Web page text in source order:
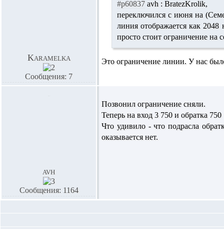
Karamelka
Сообщения: 7
#p60837 avh : BratezKrolik,
переключился с июня на
линия отображается как
просто стоит ограничение на
Это ограничение линии. У нас
avh
Сообщения: 1164
Позвонил ограничение сняли.
Теперь на вход 3 750 и обратка 750
Что удивило - что подрасла
оказывается нет.